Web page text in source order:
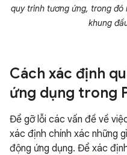
quy trình tương ứng, trong
khung
Cách xác định
ứng dụng trong
Để gỡ lỗi các vấn đề về
xác định chính xác những
động ứng dụng. Để xác